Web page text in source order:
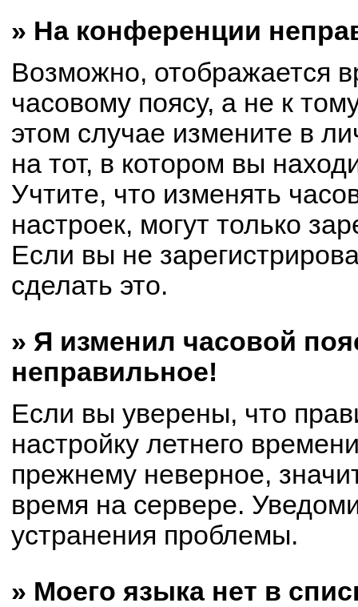
» На конференции
Возможно, отображается
часовому поясу, а не к
этом случае измените в
на тот, в котором вы
Учтите, что изменять
настроек, могут только
Если вы не
сделать это.
» Я изменил часовой
неправильное!
Если вы уверены, что
настройку летнего
прежнему неверное,
время на сервере.
устранения проблемы.
» Моего языка нет в